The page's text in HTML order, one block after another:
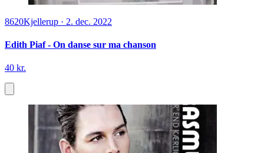
8620Kjellerup · 2. dec. 2022
Edith Piaf - On danse sur ma chanson
40 kr.